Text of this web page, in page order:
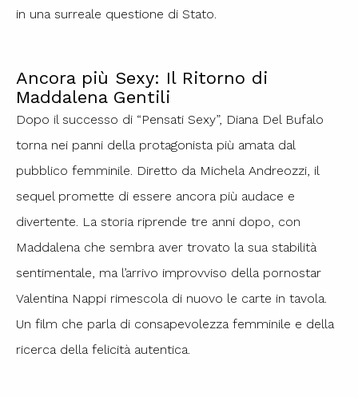
in una surreale questione di Stato.
Ancora più Sexy: Il Ritorno di
Maddalena Gentili
Dopo il successo di “Pensati Sexy”, Diana Del Bufalo
torna nei panni della protagonista più amata dal
pubblico femminile. Diretto da Michela Andreozzi, il
sequel promette di essere ancora più audace e
divertente. La storia riprende tre anni dopo, con
Maddalena che sembra aver trovato la sua stabilità
sentimentale, ma l’arrivo improvviso della pornostar
Valentina Nappi rimescola di nuovo le carte in tavola.
Un film che parla di consapevolezza femminile e della
ricerca della felicità autentica.